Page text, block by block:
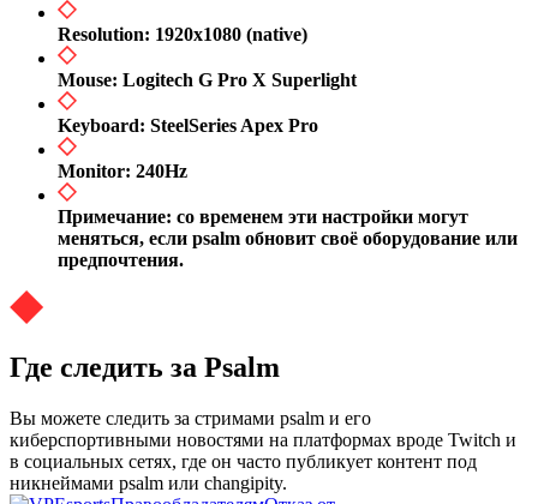
Resolution: 1920x1080 (native)
Mouse: Logitech G Pro X Superlight
Keyboard: SteelSeries Apex Pro
Monitor: 240Hz
Примечание: со временем эти настройки могут
меняться, если psalm обновит своё оборудование или
предпочтения.
Где следить за Psalm
Вы можете следить за стримами psalm и его
киберспортивными новостями на платформах вроде Twitch и
в социальных сетях, где он часто публикует контент под
никнеймами psalm или changipity.